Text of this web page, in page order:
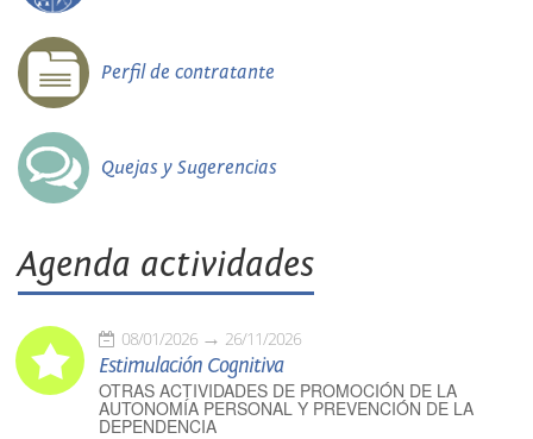
Perfil de contratante
Quejas y Sugerencias
Agenda actividades
08/01/2026 26/11/2026
Estimulación Cognitiva
OTRAS ACTIVIDADES DE PROMOCIÓN DE LA
AUTONOMÍA PERSONAL Y PREVENCIÓN DE LA
DEPENDENCIA